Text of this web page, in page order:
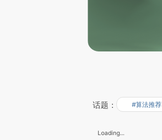
话题： #算法推荐
Loading...